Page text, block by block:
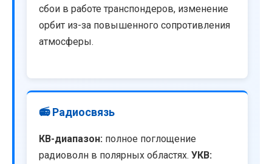
сбои в работе транспондеров, изменение
орбит из-за повышенного сопротивления
атмосферы.
📻 Радиосвязь
КВ-диапазон: полное поглощение
радиоволн в полярных областях. УКВ: